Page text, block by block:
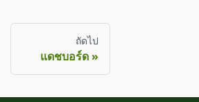
ถัดไป
แดชบอร์ด